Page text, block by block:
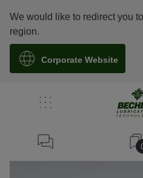
We would like to redirect you
region.
Corporate Website
溯源